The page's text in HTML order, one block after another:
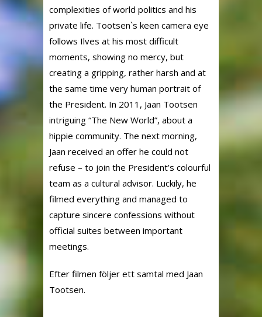
complexities of world politics and his
private life. Tootsen`s keen camera eye
follows Ilves at his most difficult
moments, showing no mercy, but
creating a gripping, rather harsh and at
the same time very human portrait of
the President. In 2011, Jaan Tootsen
intriguing “The New World”, about a
hippie community. The next morning,
Jaan received an offer he could not
refuse – to join the President’s colourful
team as a cultural advisor. Luckily, he
filmed everything and managed to
capture sincere confessions without
official suites between important
meetings.
Efter filmen följer ett samtal med Jaan
Tootsen.